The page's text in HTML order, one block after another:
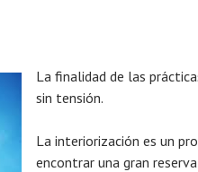
La finalidad de las
sin tensión.
La interiorización es un
encontrar una gran